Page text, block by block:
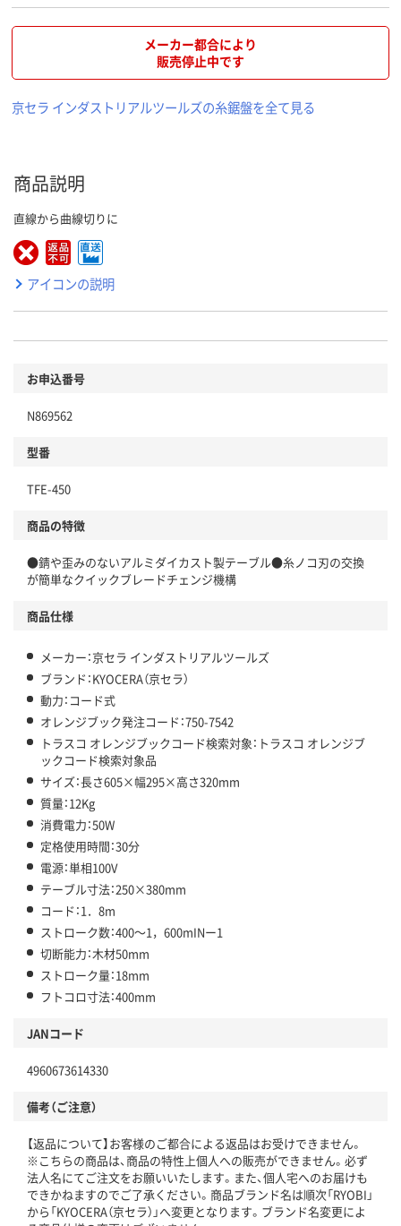
メーカー都合により
販売停止中です
京セラ インダストリアルツールズの糸鋸盤を全て見る
商品説明
直線から曲線切りに
アイコンの説明
お申込番号
N869562
型番
TFE-450
商品の特徴
●錆や歪みのないアルミダイカスト製テーブル●糸ノコ刃の交換
が簡単なクイックブレードチェンジ機構
商品仕様
メーカー：京セラ インダストリアルツールズ
ブランド：KYOCERA（京セラ）
動力：コード式
オレンジブック発注コード：750-7542
トラスコ オレンジブックコード検索対象：トラスコ オレンジブ
ックコード検索対象品
サイズ：長さ605×幅295×高さ320mm
質量：12Kg
消費電力：50W
定格使用時間：30分
電源：単相100V
テーブル寸法：250×380mm
コード：1．8m
ストローク数：400～1，600mINー1
切断能力：木材50mm
ストローク量：18mm
フトコロ寸法：400mm
JANコード
4960673614330
備考（ご注意）
【返品について】お客様のご都合による返品はお受けできません。
※こちらの商品は、商品の特性上個人への販売ができません。必ず
法人名にてご注文をお願いいたします。また、個人宅へのお届けも
できかねますのでご了承ください。商品ブランド名は順次「RYOBI」
から「KYOCERA（京セラ）」へ変更となります。ブランド名変更によ